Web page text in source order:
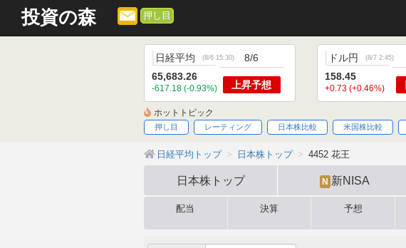
投資の森 押し目
日経平均 (8/6 15:30)
65,683.26
-617.18 (-0.93%)
8/6
上昇予想
ドル円 (8/7 2:45)
158.45
+0.73 (+0.46%)
ホットトピック
押し目 レーティング 日本株比較 米国株比較
日経平均トップ 日本株トップ 4452 花王
日本株トップ N 新NISA
配当 決算 予想